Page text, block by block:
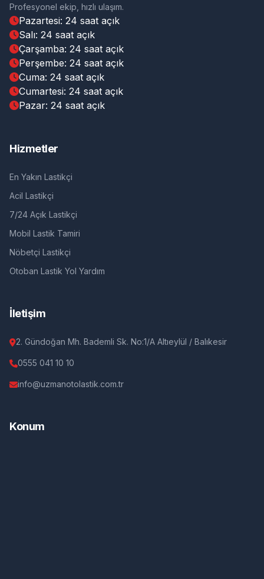
Profesyonel ekip, hızlı ulaşım.
Pazartesi: 24 saat açık
Salı: 24 saat açık
Çarşamba: 24 saat açık
Perşembe: 24 saat açık
Cuma: 24 saat açık
Cumartesi: 24 saat açık
Pazar: 24 saat açık
Hizmetler
En Yakın Lastikçi
Acil Lastikçi
7/24 Açık Lastikçi
Mobil Lastik Tamiri
Nöbetçi Lastikçi
Otoban Lastik Yol Yardım
İletişim
2. Gündoğan Mh. Bademli Sk. No:1/A Altıeylül / Balıkesir
0555 041 10 10
info@uzmanotolastik.com.tr
Konum